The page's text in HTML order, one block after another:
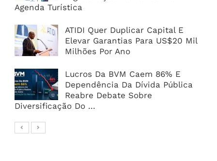
Agenda Turística
ATIDI Quer Duplicar Capital E
Elevar Garantias Para US$20 Mil
Milhões Por Ano
Lucros Da BVM Caem 86% E
Dependência Da Dívida Pública
Reabre Debate Sobre
Diversificação Do ...